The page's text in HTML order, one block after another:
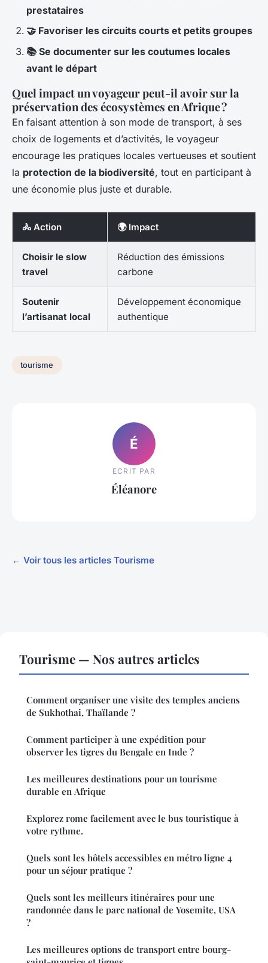
prestataires
🤝 Favoriser les circuits courts et petits groupes
📚 Se documenter sur les coutumes locales
avant le départ
Quel impact un voyageur peut-il avoir sur la
préservation des écosystèmes en Afrique ?
En faisant attention à son mode de transport, à ses
choix de logements et d’activités, le voyageur
encourage les pratiques locales vertueuses et soutient
la protection de la biodiversité, tout en participant à
une économie plus juste et durable.
🚴 Action 🌍 Impact
Choisir le slow
travel
Réduction des émissions
carbone
Soutenir
l’artisanat local
Développement économique
authentique
tourisme
É
ECRIT PAR
Éléanore
← Voir tous les articles Tourisme
Tourisme — Nos autres articles
Comment organiser une visite des temples anciens
de Sukhothai, Thaïlande ?
Comment participer à une expédition pour
observer les tigres du Bengale en Inde ?
Les meilleures destinations pour un tourisme
durable en Afrique
Explorez rome facilement avec le bus touristique à
votre rythme.
Quels sont les hôtels accessibles en métro ligne 4
pour un séjour pratique ?
Quels sont les meilleurs itinéraires pour une
randonnée dans le parc national de Yosemite, USA
?
Les meilleures options de transport entre bourg-